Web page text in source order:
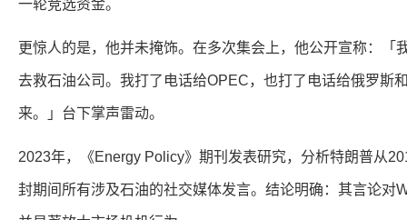
一轮竞选资金。
更惊人的是，他并未掩饰。在多次集会上，他公开宣称：「
去救石油公司。我打了电话给OPEC，也打了电话给俄罗斯
来。」台下掌声雷动。
2023年，《Energy Policy》期刊发表研究，分析特朗普从
封期间所有涉及石油的社交媒体发言。结论明确：其言论对